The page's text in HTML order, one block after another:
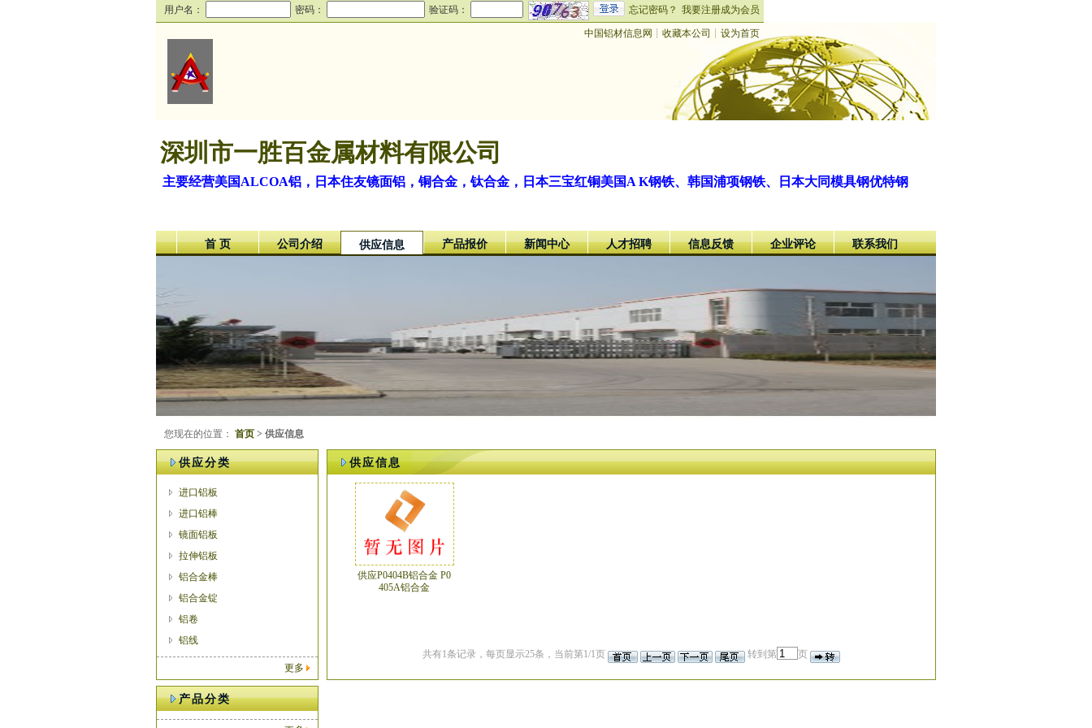
用户名： 密码： 验证码： 忘记密码？ 我要注册成为会员
中国铝材信息网 ┊ 收藏本公司 ┊ 设为首页
深圳市一胜百金属材料有限公司
主要经营美国ALCOA铝，日本住友镜面铝，铜合金，钛合金，日本三宝红铜美国A K钢铁、韩国浦项钢铁、日本大同模具钢优特钢
首 页 公司介绍 供应信息 产品报价 新闻中心 人才招聘 信息反馈 企业评论 联系我们
您现在的位置： 首页 > 供应信息
供应分类
进口铝板
进口铝棒
镜面铝板
拉伸铝板
铝合金棒
铝合金锭
铝卷
铝线
更多
产品分类
供应信息
供应P0404B铝合金 P0
405A铝合金
共有1条记录，每页显示25条，当前第1/1页 转到第 页